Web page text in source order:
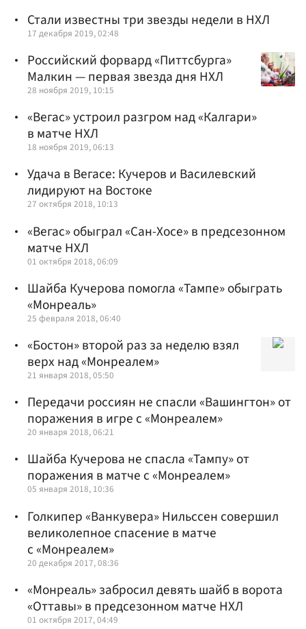
Стали известны три звезды недели в НХЛ
17 декабря 2019, 02:48
Российский форвард «Питтсбурга»
Малкин — первая звезда дня НХЛ
28 ноября 2019, 10:15
«Вегас» устроил разгром над «Калгари»
в матче НХЛ
18 ноября 2019, 06:13
Удача в Вегасе: Кучеров и Василевский
лидируют на Востоке
27 октября 2018, 10:13
«Вегас» обыграл «Сан-Хосе» в предсезонном
матче НХЛ
01 октября 2018, 06:09
Шайба Кучерова помогла «Тампе» обыграть
«Монреаль»
25 февраля 2018, 06:40
«Бостон» второй раз за неделю взял
верх над «Монреалем»
21 января 2018, 05:50
Передачи россиян не спасли «Вашингтон» от
поражения в игре с «Монреалем»
20 января 2018, 06:21
Шайба Кучерова не спасла «Тампу» от
поражения в матче с «Монреалем»
05 января 2018, 10:36
Голкипер «Ванкувера» Нильссен совершил
великолепное спасение в матче
с «Монреалем»
20 декабря 2017, 08:36
«Монреаль» забросил девять шайб в ворота
«Оттавы» в предсезонном матче НХЛ
01 октября 2017, 04:49